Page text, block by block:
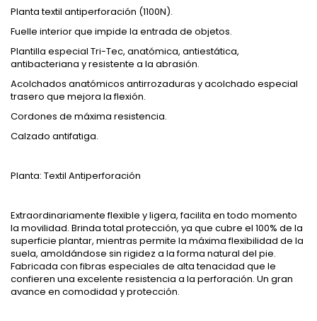
Planta textil antiperforación (1100N).
Fuelle interior que impide la entrada de objetos.
Plantilla especial Tri-Tec, anatómica, antiestática,
antibacteriana y resistente a la abrasión.
Acolchados anatómicos antirrozaduras y acolchado especial
trasero que mejora la flexión.
Cordones de máxima resistencia.
Calzado antifatiga.
Planta: Textil Antiperforación
Extraordinariamente flexible y ligera, facilita en todo momento
la movilidad. Brinda total protección, ya que cubre el 100% de la
superficie plantar, mientras permite la máxima flexibilidad de la
suela, amoldándose sin rigidez a la forma natural del pie.
Fabricada con fibras especiales de alta tenacidad que le
confieren una excelente resistencia a la perforación. Un gran
avance en comodidad y protección.